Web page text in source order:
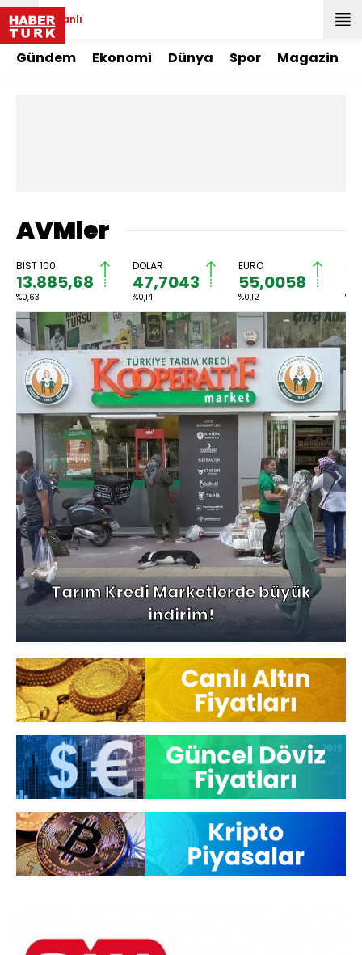
Canlı
Gündem Ekonomi Dünya Spor Magazin
AVMler
BIST 100
13.885,68
%0,63
DOLAR
47,7043
%0,14
EURO
55,0058
%0,12
Tarım Kredi Marketlerde büyük
indirim!